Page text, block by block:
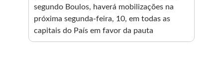
segundo Boulos, haverá mobilizações na
próxima segunda-feira, 10, em todas as
capitais do País em favor da pauta